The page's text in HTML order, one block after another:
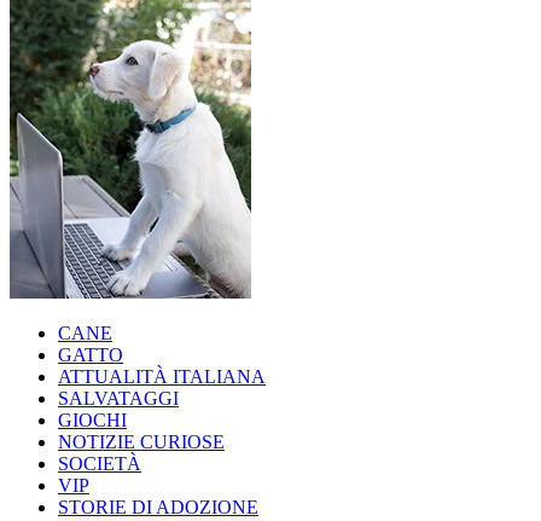
CANE
GATTO
ATTUALITÀ ITALIANA
SALVATAGGI
GIOCHI
NOTIZIE CURIOSE
SOCIETÀ
VIP
STORIE DI ADOZIONE